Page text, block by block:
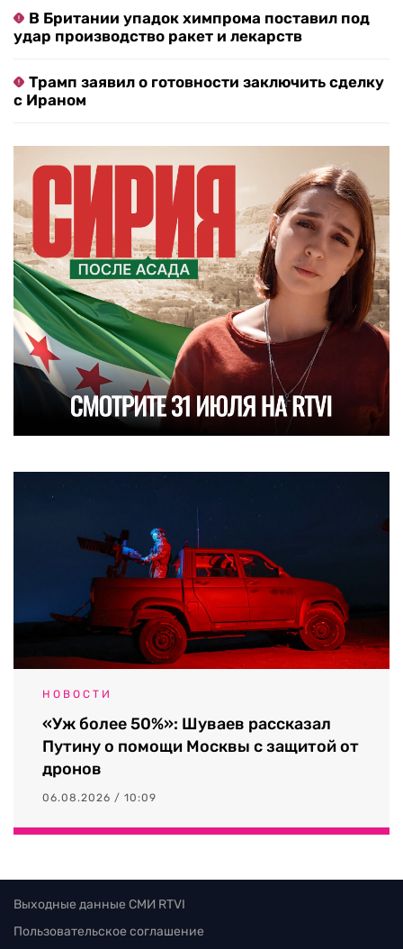
В Британии упадок химпрома поставил под
удар производство ракет и лекарств
Трамп заявил о готовности заключить сделку
с Ираном
НОВОСТИ
«Уж более 50%»: Шуваев рассказал
Путину о помощи Москвы с защитой от
дронов
06.08.2026 / 10:09
Выходные данные СМИ RTVI
Пользовательское соглашение